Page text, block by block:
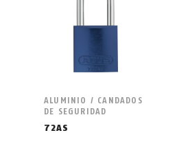
ALUMINIO / CANDADOS
DE SEGURIDAD
72AS